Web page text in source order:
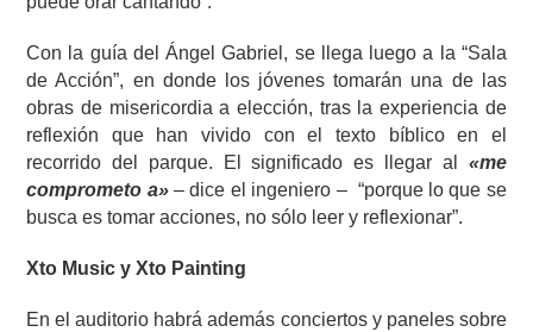
Con la guía del Ángel Gabriel, se llega luego a la “Sala
de Acción”, en donde los jóvenes tomarán una de las
obras de misericordia a elección, tras la experiencia de
reflexión que han vivido con el texto bíblico en el
recorrido del parque. El significado es llegar al «me
comprometo a»– dice el ingeniero – “porque lo que se
busca es tomar acciones, no sólo leer y reflexionar”.
Xto Music y Xto Painting
En el auditorio habrá además conciertos y paneles sobre